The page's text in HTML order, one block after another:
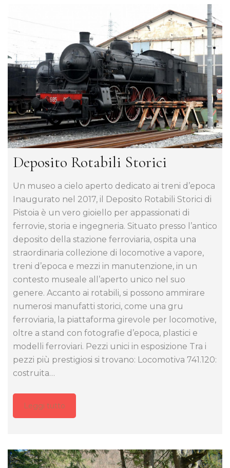
Deposito Rotabili Storici
Un museo a cielo aperto dedicato ai treni d’epoca
Inaugurato nel 2017, il Deposito Rotabili Storici di
Pistoia è un vero gioiello per appassionati di
ferrovie, storia e ingegneria. Situato presso l’antico
deposito della stazione ferroviaria, ospita una
straordinaria collezione di locomotive a vapore,
treni d’epoca e mezzi in manutenzione, in un
contesto museale all’aperto unico nel suo
genere. Accanto ai rotabili, si possono ammirare
numerosi manufatti storici, come una gru
ferroviaria, la piattaforma girevole per locomotive,
oltre a stand con fotografie d’epoca, plastici e
modelli ferroviari. Pezzi unici in esposizione Tra i
pezzi più prestigiosi si trovano: Locomotiva 741.120:
costruita…
Leggi tutto